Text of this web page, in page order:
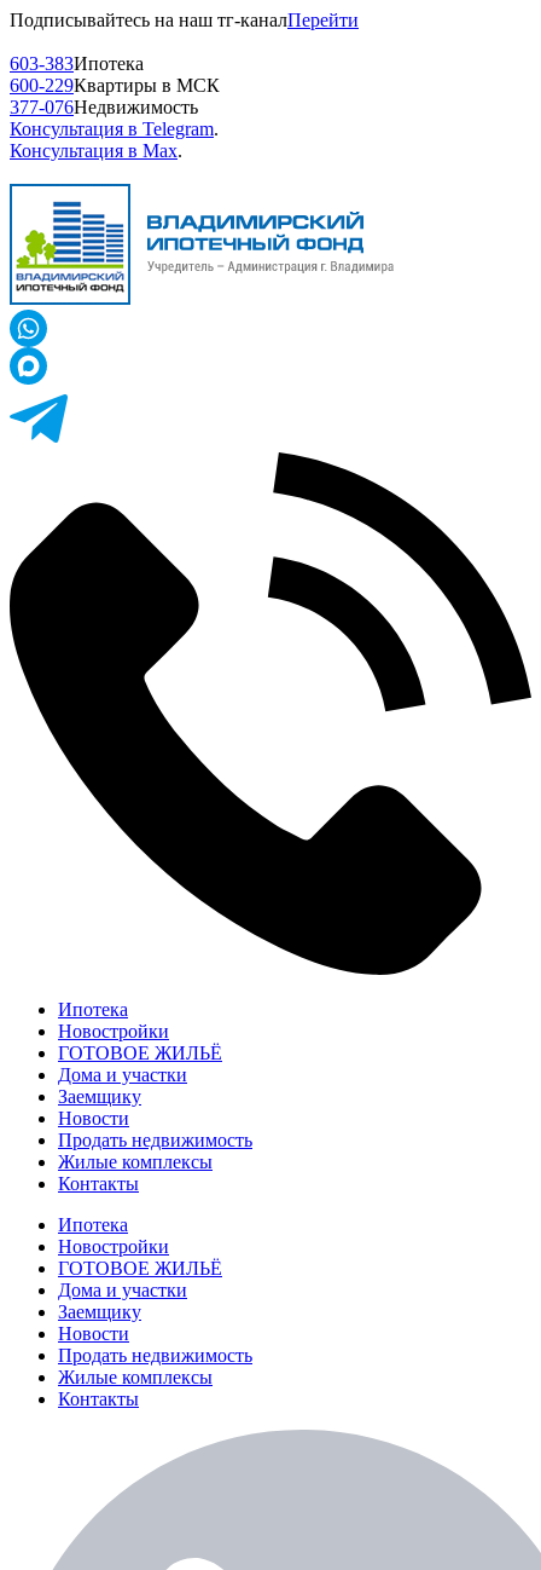
Подписывайтесь на наш тг-каналПерейти
603-383Ипотека
600-229Квартиры в МСК
377-076Недвижимость
Консультация в Telegram.
Консультация в Max.
Ипотека
Новостройки
ГОТОВОЕ ЖИЛЬЁ
Дома и участки
Заемщику
Новости
Продать недвижимость
Жилые комплексы
Контакты
Ипотека
Новостройки
ГОТОВОЕ ЖИЛЬЁ
Дома и участки
Заемщику
Новости
Продать недвижимость
Жилые комплексы
Контакты